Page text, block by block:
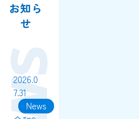
お知ら
せ
2026.0
7.31
News